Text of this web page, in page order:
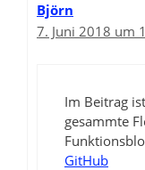
Björn
7. Juni 2018 um
Im Beitrag
gesammte
GitHub